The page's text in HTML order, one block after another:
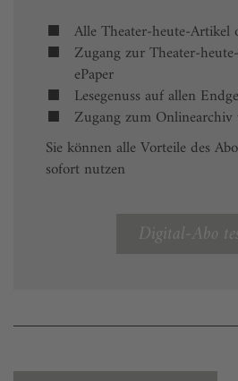
Alle Theater-heute-Artikel
Zugang zur Theater-
ePaper
Lesegenuss auf allen
Zugang zum
Sie können alle Vorteile des
sofort nutzen
Digital-Abo